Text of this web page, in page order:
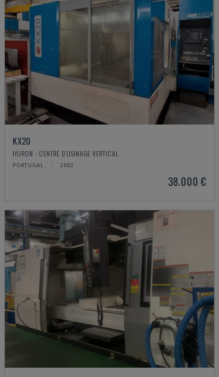
KX20
HURON - CENTRE D'USINAGE VERTICAL
PORTUGAL 2002
38.000 €